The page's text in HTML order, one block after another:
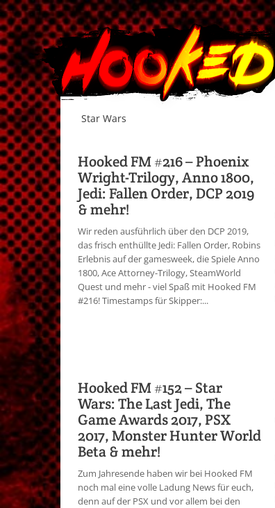
Star Wars
Hooked FM #216 – Phoenix
Wright-Trilogy, Anno 1800,
Jedi: Fallen Order, DCP 2019
& mehr!
Wir reden ausführlich über den DCP 2019,
das frisch enthüllte Jedi: Fallen Order, Robins
Erlebnis auf der gamesweek, die Spiele Anno
1800, Ace Attorney-Trilogy, SteamWorld
Quest und mehr - viel Spaß mit Hooked FM
#216! Timestamps für Skipper:...
Hooked FM #152 – Star
Wars: The Last Jedi, The
Game Awards 2017, PSX
2017, Monster Hunter World
Beta & mehr!
Zum Jahresende haben wir bei Hooked FM
noch mal eine volle Ladung News für euch,
denn auf der PSX und vor allem bei den